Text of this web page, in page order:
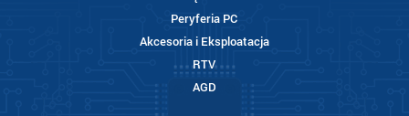
Peryferia PC
Akcesoria i Eksploatacja
RTV
AGD